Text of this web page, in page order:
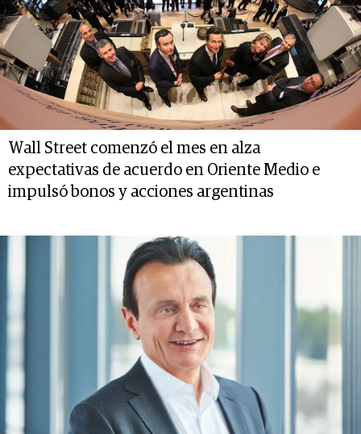
Wall Street comenzó el mes en alza
expectativas de acuerdo en Oriente Medio e
impulsó bonos y acciones argentinas